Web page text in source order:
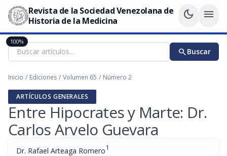
Revista de la Sociedad Venezolana de
Historia de la Medicina
dark_mode menu
searchBuscar
Inicio / Ediciones / Volumen 65 / Número 2
ARTÍCULOS GENERALES
Entre Hipocrates y Marte: Dr.
Carlos Arvelo Guevara
Dr. Rafael Arteaga Romero1
100%